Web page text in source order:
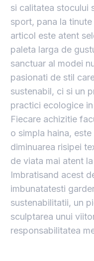
si calitatea stocului
sport, pana la
articol este atent
paleta larga de
sanctuar al modei
pasionati de stil
sustenabil, ci si un
practici ecologice
Fiecare achizitie
o simpla haina,
diminuarea risipei
de viata mai atent
Imbratisand acest
imbunatatesti
sustenabilitatii, un
sculptarea unui
responsabilitatea